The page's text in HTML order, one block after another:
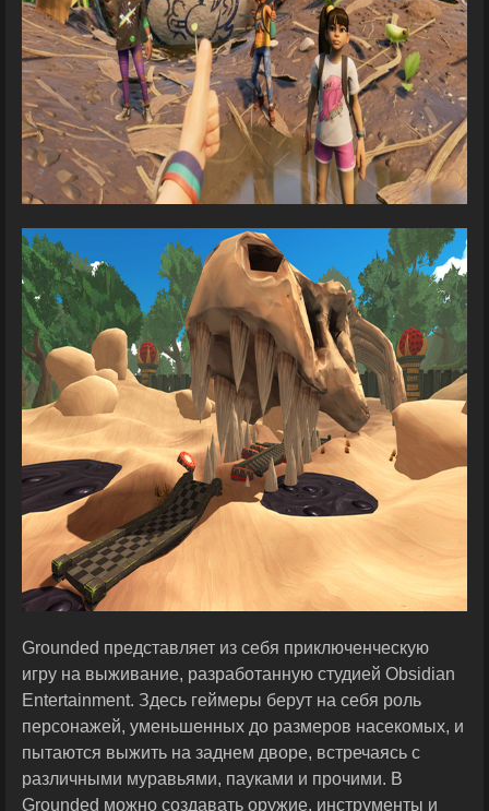
Grounded представляет из себя приключенческую
игру на выживание, разработанную студией Obsidian
Entertainment. Здесь геймеры берут на себя роль
персонажей, уменьшенных до размеров насекомых, и
пытаются выжить на заднем дворе, встречаясь с
различными муравьями, пауками и прочими. В
Grounded можно создавать оружие, инструменты и